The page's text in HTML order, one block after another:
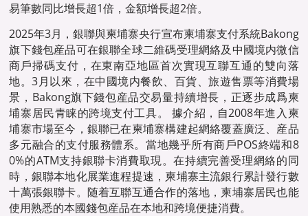
易筆數同比增長超1倍，金額增長超2倍。
2025年3月，銀聯與柬埔寨央行宣布柬埔寨支付系統Bakong
旗下錢包産品可在銀聯全球二維碼受理網絡及中國境内微信
商戶掃碼支付，在東南亞地區首次實現互聯互通的雙向落
地。3月以來，在中國境内餐飲、百貨、旅遊售票等消費場
景，Bakong旗下錢包産品交易量持續增長，正逐步成爲柬
埔寨居民青睐的跨境支付工具。 據介紹，自2008年進入柬
埔寨市場至今，銀聯已在柬埔寨構建起網絡覆蓋廣泛、産品
多元融合的支付服務體系。當地幾乎所有商戶POS終端和8
0%的ATM支持銀聯卡消費取現。在持續完善受理網絡的同
時，銀聯本地化展業進程提速，柬埔寨主流銀行累計發行數
十萬張銀聯卡。随着互聯互通合作的落地，柬埔寨居民也能
使用熟悉的本國錢包産品在本地和跨境便捷消費。